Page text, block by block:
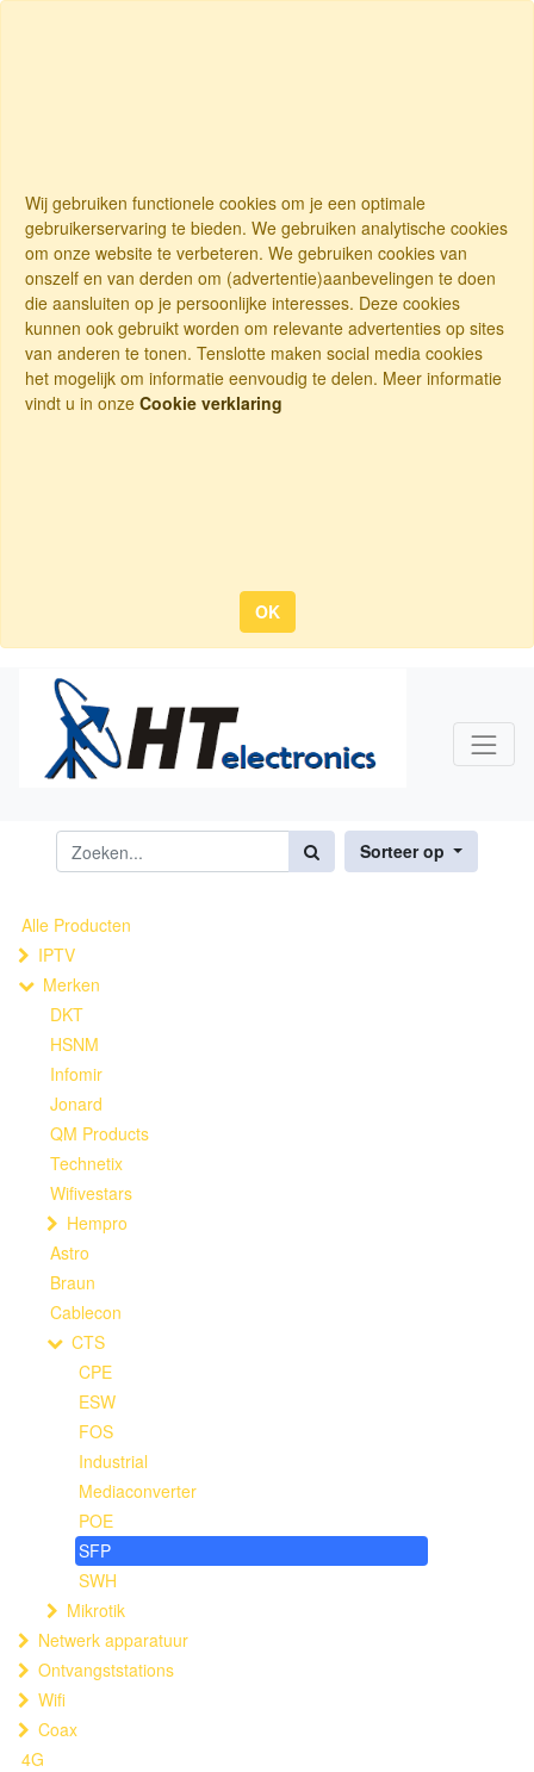
Wij gebruiken functionele cookies om je een optimale
gebruikerservaring te bieden. We gebruiken analytische cookies
om onze website te verbeteren. We gebruiken cookies van
onszelf en van derden om (advertentie)aanbevelingen te doen
die aansluiten op je persoonlijke interesses. Deze cookies
kunnen ook gebruikt worden om relevante advertenties op sites
van anderen te tonen. Tenslotte maken social media cookies
het mogelijk om informatie eenvoudig te delen. Meer informatie
vindt u in onze Cookie verklaring
OK
Sorteer op
Alle Producten
IPTV
Merken
DKT
HSNM
Infomir
Jonard
QM Products
Technetix
Wifivestars
Hempro
Astro
Braun
Cablecon
CTS
CPE
ESW
FOS
Industrial
Mediaconverter
POE
SFP
SWH
Mikrotik
Netwerk apparatuur
Ontvangststations
Wifi
Coax
4G